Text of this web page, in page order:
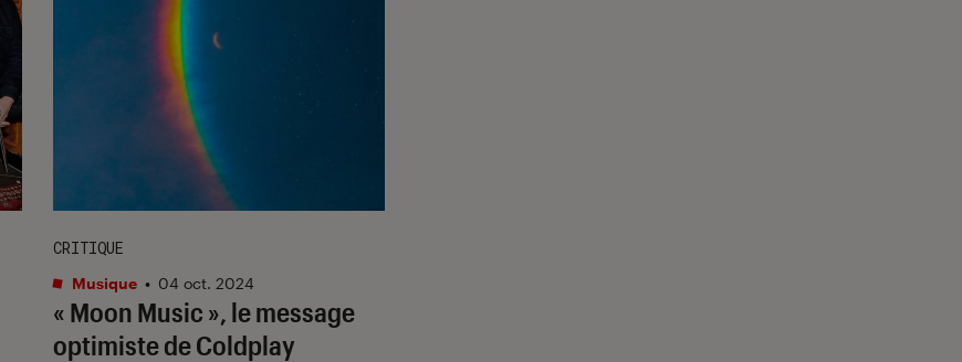
« Moon Music », le message
optimiste de Coldplay
CRITIQUE
Musique • 04 oct. 2024